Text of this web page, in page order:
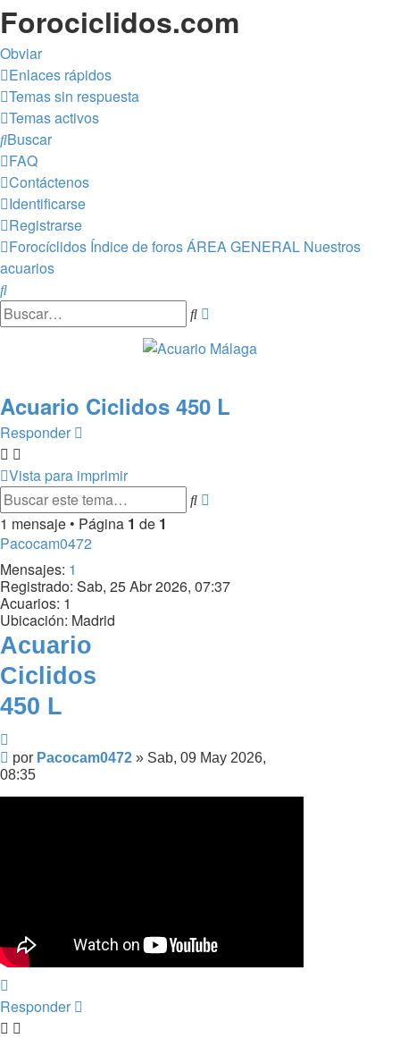
Forociclidos.com
Obviar
Enlaces rápidos
Temas sin respuesta
Temas activos
Buscar
FAQ
Contáctenos
Identificarse
Registrarse
Forocíclidos Índice de forosÁREA GENERAL Nuestros
acuarios
Buscar
Buscar
Acuario Ciclidos 450 L
Responder
Vista para imprimir
Buscar
1 mensaje • Página 1 de 1
Pacocam0472
Mensajes: 1
Registrado: Sab, 25 Abr 2026, 07:37
Acuarios: 1
Ubicación: Madrid
Acuario
Ciclidos
450 L
Mensaje
por Pacocam0472 » Sab, 09 May 2026,
08:35
Responder